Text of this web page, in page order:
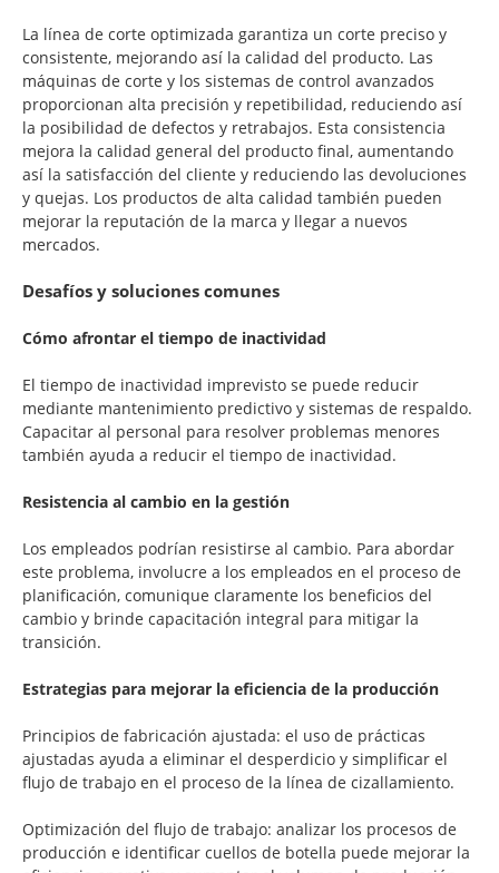
La línea de corte optimizada garantiza un corte preciso y
consistente, mejorando así la calidad del producto. Las
máquinas de corte y los sistemas de control avanzados
proporcionan alta precisión y repetibilidad, reduciendo así
la posibilidad de defectos y retrabajos. Esta consistencia
mejora la calidad general del producto final, aumentando
así la satisfacción del cliente y reduciendo las devoluciones
y quejas. Los productos de alta calidad también pueden
mejorar la reputación de la marca y llegar a nuevos
mercados.
Desafíos y soluciones comunes
Cómo afrontar el tiempo de inactividad
El tiempo de inactividad imprevisto se puede reducir
mediante mantenimiento predictivo y sistemas de respaldo.
Capacitar al personal para resolver problemas menores
también ayuda a reducir el tiempo de inactividad.
Resistencia al cambio en la gestión
Los empleados podrían resistirse al cambio. Para abordar
este problema, involucre a los empleados en el proceso de
planificación, comunique claramente los beneficios del
cambio y brinde capacitación integral para mitigar la
transición.
Estrategias para mejorar la eficiencia de la producción
Principios de fabricación ajustada: el uso de prácticas
ajustadas ayuda a eliminar el desperdicio y simplificar el
flujo de trabajo en el proceso de la línea de cizallamiento.
Optimización del flujo de trabajo: analizar los procesos de
producción e identificar cuellos de botella puede mejorar la